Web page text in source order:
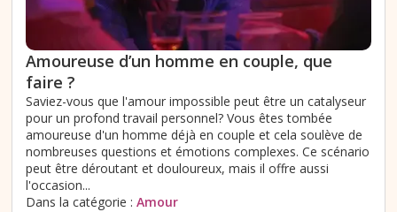
Amoureuse d’un homme en couple, que
faire ?
Saviez-vous que l'amour impossible peut être un catalyseur
pour un profond travail personnel? Vous êtes tombée
amoureuse d'un homme déjà en couple et cela soulève de
nombreuses questions et émotions complexes. Ce scénario
peut être déroutant et douloureux, mais il offre aussi
l'occasion...
Dans la catégorie : Amour